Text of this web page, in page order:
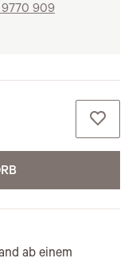
909
ab einem